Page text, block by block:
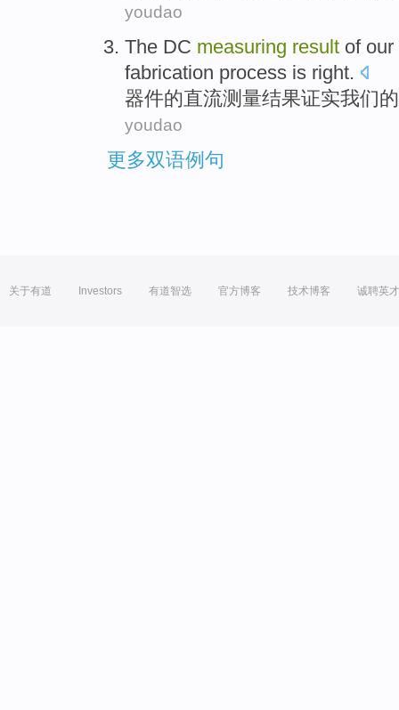
youdao
The DC measuring result ofour
fabrication process is right.
器件的直流测量结果证实我们的
youdao
更多双语例句
关于有道 Investors 有道智选 官方博客 技术博客 诚聘英才